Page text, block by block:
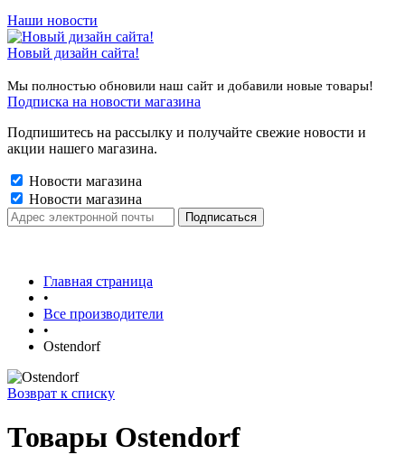
Наши новости
Новый дизайн сайта!
Мы полностью обновили наш сайт и добавили новые товары!
Подписка на новости магазина
Подпишитесь на рассылку и получайте свежие новости и
акции нашего магазина.
Новости магазина
Новости магазина
Главная страница
•
Все производители
•
Ostendorf
Возврат к списку
Товары Ostendorf